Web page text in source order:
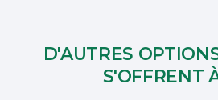
D'AUTRES
S'OFFRENT